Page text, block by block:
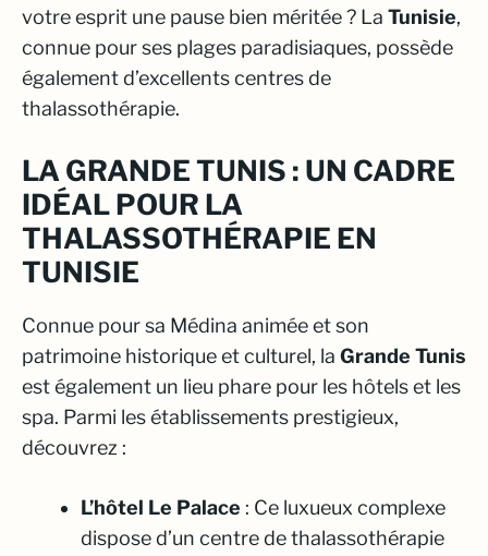
votre esprit une pause bien méritée ? La Tunisie,
connue pour ses plages paradisiaques, possède
également d’excellents centres de
thalassothérapie.
LA GRANDE TUNIS : UN CADRE
IDÉAL POUR LA
THALASSOTHÉRAPIE EN
TUNISIE
Connue pour sa Médina animée et son
patrimoine historique et culturel, la Grande Tunis
est également un lieu phare pour les hôtels et les
spa. Parmi les établissements prestigieux,
découvrez :
L’hôtel Le Palace : Ce luxueux complexe
dispose d’un centre de thalassothérapie